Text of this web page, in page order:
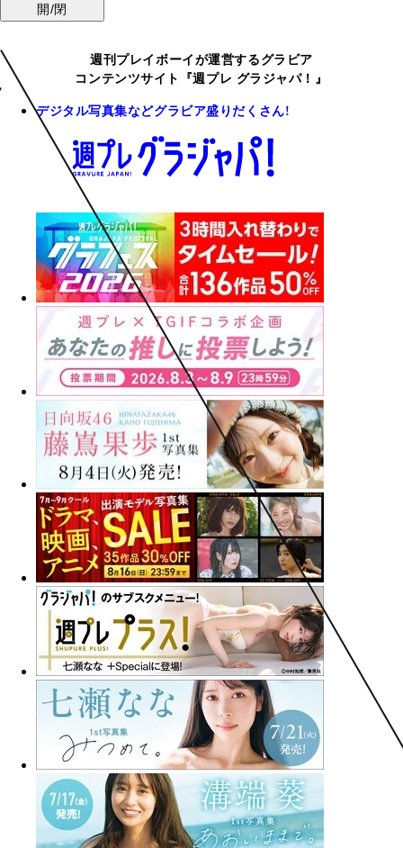
開/閉
週刊プレイボーイが運営するグラビア
コンテンツサイト『週プレ グラジャパ！』
デジタル写真集などグラビア盛りだくさん!